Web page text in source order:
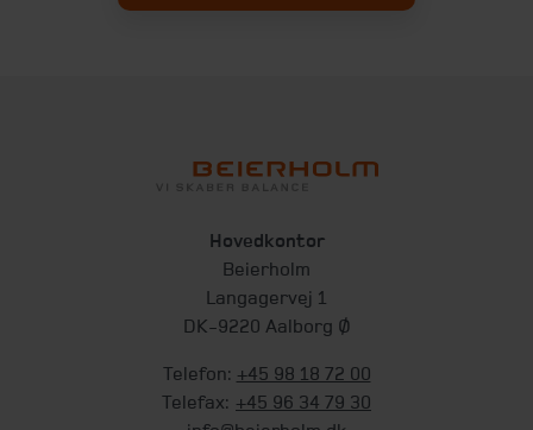
Hovedkontor
Beierholm
Langagervej 1
DK-9220 Aalborg Ø
Telefon: +45 98 18 72 00
Telefax: +45 96 34 79 30